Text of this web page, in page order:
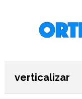
verticalizar